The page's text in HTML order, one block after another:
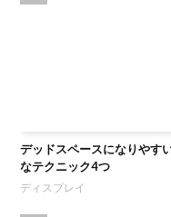
デッドスペースになりやす
なテクニック4つ
ディスプレイ